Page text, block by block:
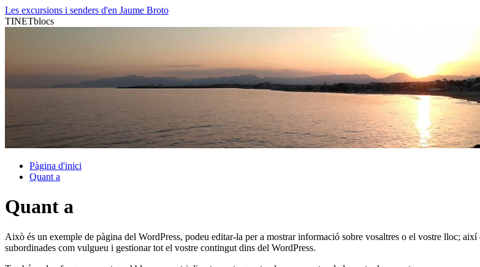
Vés
al
Les excursions i senders d'en Jaume Broto
TINETblocs
Pàgina d'inici
Quant a
Quant a
Això és un exemple de pàgina del WordPress, podeu editar-la per a mostrar informació sobre vosaltres o el vostre lloc;
subordinades com vulgueu i gestionar tot el vostre contingut dins del WordPress.